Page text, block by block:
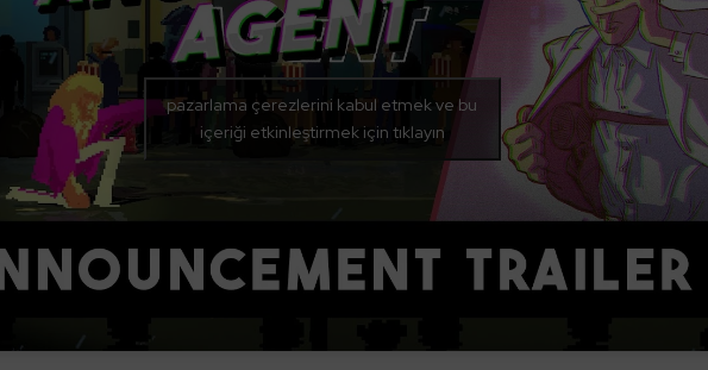
pazarlama çerezlerini kabul etmek ve bu
içeriği etkinleştirmek için tıklayın